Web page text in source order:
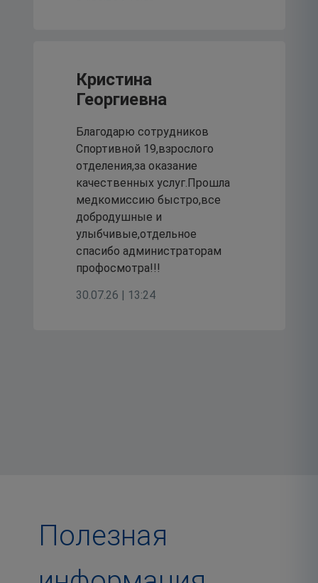
Кристина
Георгиевна
Благодарю сотрудников
Спортивной 19,взрослого
отделения,за оказание
качественных услуг.Прошла
медкомиссию быстро,все
добродушные и
улыбчивые,отдельное
спасибо администраторам
профосмотра!!!
30.07.26 | 13:24
Полезная